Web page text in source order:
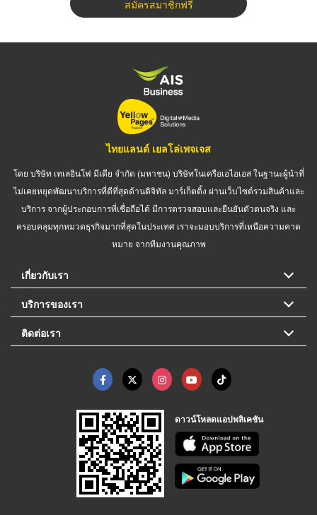
สมัครสมาชิกฟรี
ไทยแลนด์ เยลโล่เพจเจส
โดย บริษัท เทเลอินโฟ มีเดีย จำกัด (มหาชน) บริษัทในเครือเอไอเอส ในฐานะผู้นำที่
ไม่เคยหยุดพัฒนาบริการที่ดีที่สุดด้านดิจิทัล มาร์เก็ตติ้ง ผ่านเว็บไซต์รวมสินค้าและ
บริการ จากผู้ประกอบการที่เชื่อถือได้ มีการตรวจสอบและยืนยันตัวตนจริง และ
ครอบคลุมทุกหมวดธุรกิจมากที่สุดในประเทศ เราจะมอบบริการที่เหนือความคาด
หมาย จากทีมงานคุณภาพ
เกี่ยวกับเรา
บริการของเรา
ติดต่อเรา
ดาวน์โหลดแอปพลิเคชัน